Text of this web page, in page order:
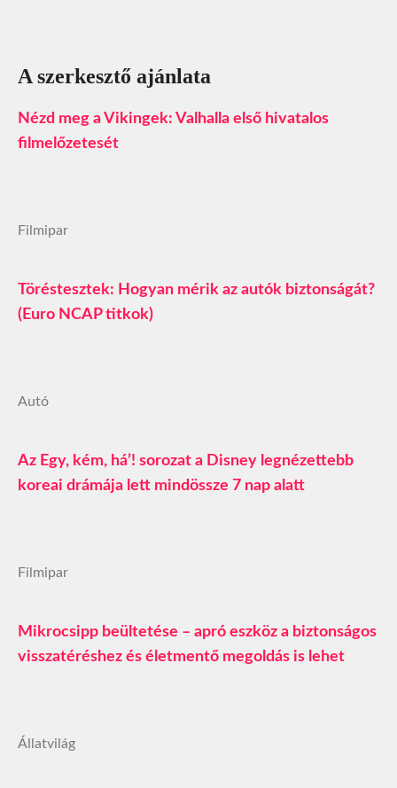
A szerkesztő ajánlata
Nézd meg a Vikingek: Valhalla első hivatalos
filmelőzetesét
Filmipar
Töréstesztek: Hogyan mérik az autók biztonságát?
(Euro NCAP titkok)
Autó
Az Egy, kém, há’! sorozat a Disney legnézettebb
koreai drámája lett mindössze 7 nap alatt
Filmipar
Mikrocsipp beültetése – apró eszköz a biztonságos
visszatéréshez és életmentő megoldás is lehet
Állatvilág